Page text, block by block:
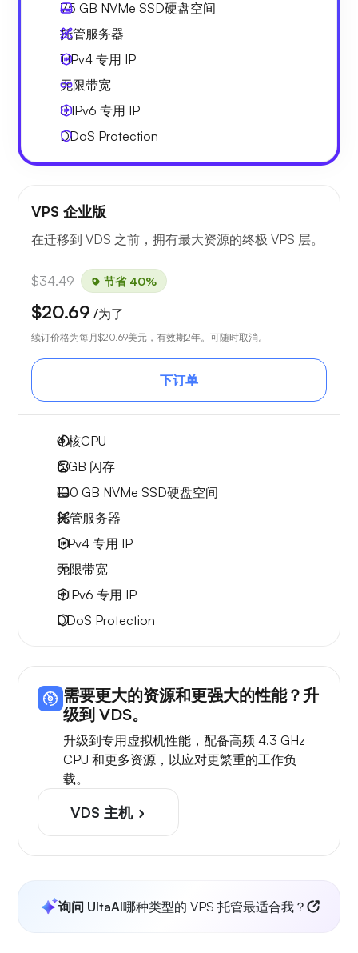
75 GB NVMe SSD硬盘空间
托管服务器
1 IPv4 专用 IP
无限带宽
8 IPv6 专用 IP
DDoS Protection
VPS 企业版
在迁移到 VDS 之前，拥有最大资源的终极 VPS 层。
$34.49 节省 40%
$20.69 /为了
续订价格为每月$20.69美元，有效期2年。可随时取消。
下订单
4核CPU
6 GB 闪存
100 GB NVMe SSD硬盘空间
托管服务器
1 IPv4 专用 IP
无限带宽
8 IPv6 专用 IP
DDoS Protection
需要更大的资源和更强大的性能？升
级到 VDS。
升级到专用虚拟机性能，配备高频 4.3 GHz
CPU 和更多资源，以应对更繁重的工作负
载。
VDS 主机
询问 UltaAI哪种类型的 VPS 托管最适合我？